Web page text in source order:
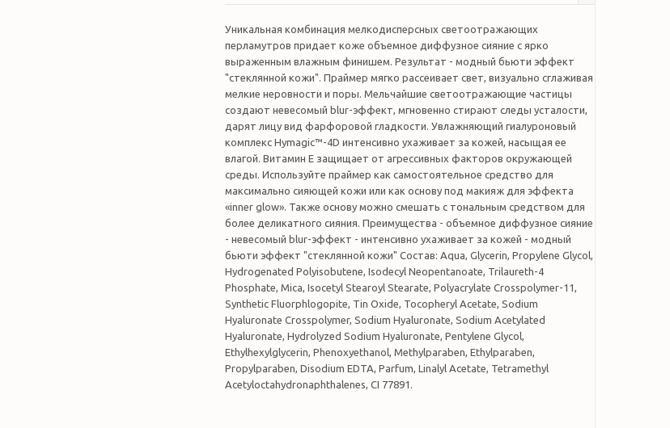
Уникальная комбинация мелкодисперсных светоотражающих
перламутров придает коже объемное диффузное сияние с ярко
выраженным влажным финишем. Результат - модный бьюти эффект
"стеклянной кожи". Праймер мягко рассеивает свет, визуально сглаживая
мелкие неровности и поры. Мельчайшие светоотражающие частицы
создают невесомый blur-эффект, мгновенно стирают следы усталости,
дарят лицу вид фарфоровой гладкости. Увлажняющий гиалуроновый
комплекс Hymagic™-4D интенсивно ухаживает за кожей, насыщая ее
влагой. Витамин Е защищает от агрессивных факторов окружающей
среды. Используйте праймер как самостоятельное средство для
максимально сияющей кожи или как основу под макияж для эффекта
«inner glow». Также основу можно смешать с тональным средством для
более деликатного сияния. Преимущества - объемное диффузное сияние
- невесомый blur-эффект - интенсивно ухаживает за кожей - модный
бьюти эффект "стеклянной кожи" Состав: Aqua, Glycerin, Propylene Glycol,
Hydrogenated Polyisobutene, Isodecyl Neopentanoate, Trilaureth-4
Phosphate, Mica, Isocetyl Stearoyl Stearate, Polyacrylate Crosspolymer-11,
Synthetic Fluorphlogopite, Tin Oxide, Tocopheryl Acetate, Sodium
Hyaluronate Crosspolymer, Sodium Hyaluronate, Sodium Acetylated
Hyaluronate, Hydrolyzed Sodium Hyaluronate, Pentylene Glycol,
Ethylhexylglycerin, Phenoxyethanol, Methylparaben, Ethylparaben,
Propylparaben, Disodium EDTA, Parfum, Linalyl Acetate, Tetramethyl
Acetyloctahydronaphthalenes, CI 77891.